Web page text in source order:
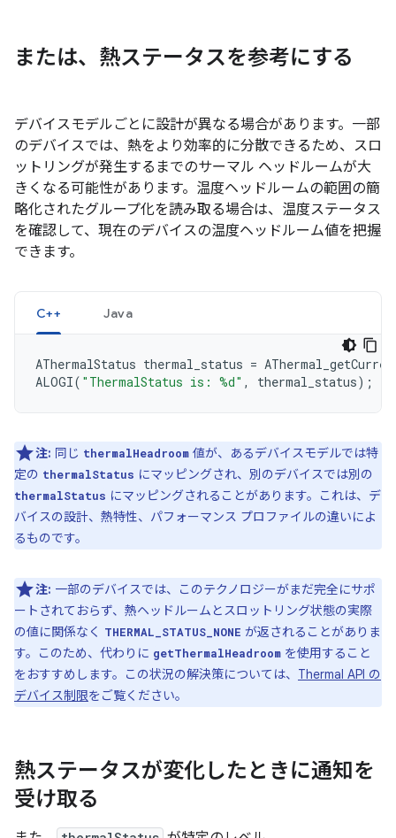
または、熱ステータスを参考にする
デバイスモデルごとに設計が異なる場合があります。一部
のデバイスでは、熱をより効率的に分散できるため、スロ
ットリングが発生するまでのサーマル ヘッドルームが大
きくなる可能性があります。温度ヘッドルームの範囲の簡
略化されたグループ化を読み取る場合は、温度ステータス
を確認して、現在のデバイスの温度ヘッドルーム値を把握
できます。
C++ Java
AThermalStatus thermal_status =
ALOGI( "ThermalStatus is: %d" , thermal_status);
注: 同じ thermalHeadroom 値が、あるデバイスモデルでは特
定の thermalStatus にマッピングされ、別のデバイスでは別の
thermalStatus にマッピングされることがあります。これは、デ
バイスの設計、熱特性、パフォーマンス プロファイルの違いによ
るものです。
注: 一部のデバイスでは、このテクノロジーがまだ完全にサポ
ートされておらず、熱ヘッドルームとスロットリング状態の実際
の値に関係なく THERMAL_STATUS_NONE が返されることがありま
す。このため、代わりに getThermalHeadroom を使用すること
をおすすめします。この状況の解決策については、 Thermal API の
デバイス制限をご覧ください。
熱ステータスが変化したときに通知を
受け取る